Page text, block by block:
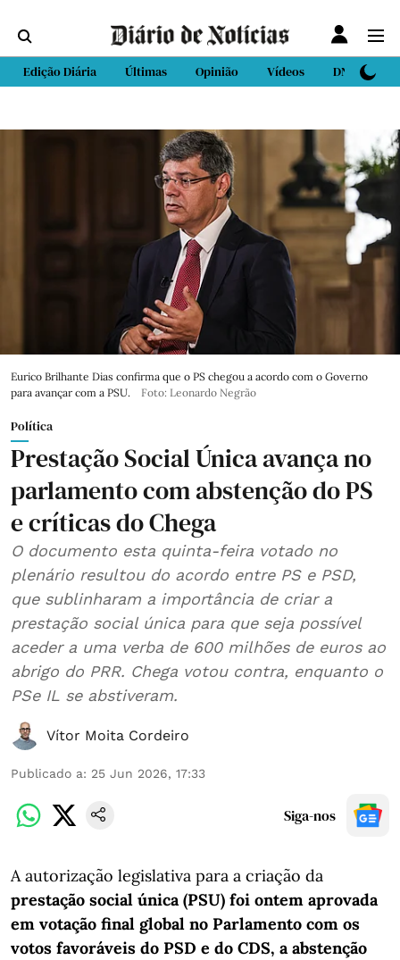
Edição Diária Últimas Opinião Vídeos DN Sport
Eurico Brilhante Dias confirma que o PS chegou a acordo com o Governo
para avançar com a PSU.
Foto: Leonardo Negrão
Política
Prestação Social Única avança no
parlamento com abstenção do PS
e críticas do Chega
O documento esta quinta-feira votado no
plenário resultou do acordo entre PS e PSD,
que sublinharam a importância de criar a
prestação social única para que seja possível
aceder a uma verba de 600 milhões de euros ao
abrigo do PRR. Chega votou contra, enquanto o
PSe IL se abstiveram.
Vítor Moita Cordeiro
Publicado a: 25 Jun 2026, 17:33
Siga-nos
A autorização legislativa para a criação da
prestação social única (PSU) foi ontem aprovada
em votação final global no Parlamento com os
votos favoráveis do PSD e do CDS, a abstenção